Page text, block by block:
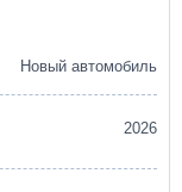
Новый автомобиль
2026